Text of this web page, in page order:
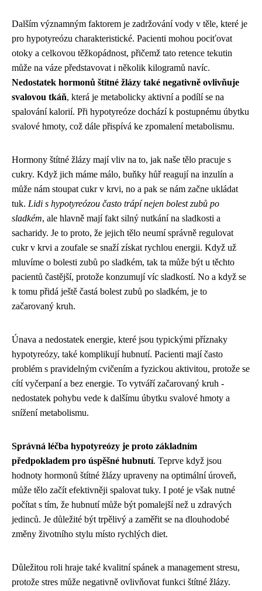
Dalším významným faktorem je zadržování vody v těle, které je
pro hypotyreózu charakteristické. Pacienti mohou pociťovat
otoky a celkovou těžkopádnost, přičemž tato retence tekutin
může na váze představovat i několik kilogramů navíc.
Nedostatek hormonů štítné žlázy také negativně ovlivňuje
svalovou tkáň, která je metabolicky aktivní a podílí se na
spalování kalorií. Při hypotyreóze dochází k postupnému úbytku
svalové hmoty, což dále přispívá ke zpomalení metabolismu.
Hormony štítné žlázy mají vliv na to, jak naše tělo pracuje s
cukry. Když jich máme málo, buňky hůř reagují na inzulín a
může nám stoupat cukr v krvi, no a pak se nám začne ukládat
tuk. Lidi s hypotyreózou často trápí nejen bolest zubů po
sladkém, ale hlavně mají fakt silný nutkání na sladkosti a
sacharidy. Je to proto, že jejich tělo neumí správně regulovat
cukr v krvi a zoufale se snaží získat rychlou energii. Když už
mluvíme o bolesti zubů po sladkém, tak ta může být u těchto
pacientů častější, protože konzumují víc sladkostí. No a když se
k tomu přidá ještě častá bolest zubů po sladkém, je to
začarovaný kruh.
Únava a nedostatek energie, které jsou typickými příznaky
hypotyreózy, také komplikují hubnutí. Pacienti mají často
problém s pravidelným cvičením a fyzickou aktivitou, protože se
cítí vyčerpaní a bez energie. To vytváří začarovaný kruh -
nedostatek pohybu vede k dalšímu úbytku svalové hmoty a
snížení metabolismu.
Správná léčba hypotyreózy je proto základním
předpokladem pro úspěšné hubnutí. Teprve když jsou
hodnoty hormonů štítné žlázy upraveny na optimální úroveň,
může tělo začít efektivněji spalovat tuky. I poté je však nutné
počítat s tím, že hubnutí může být pomalejší než u zdravých
jedinců. Je důležité být trpělivý a zaměřit se na dlouhodobé
změny životního stylu místo rychlých diet.
Důležitou roli hraje také kvalitní spánek a management stresu,
protože stres může negativně ovlivňovat funkci štítné žlázy.